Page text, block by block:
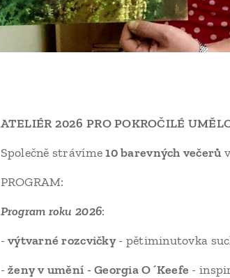
ATELIÉR 2026 PRO POKROČILÉ
Společně strávíme10barevných večerů
PROGRAM:
Program roku 2026:
-výtvarné rozcvičky- pětiminutovka
-ženy v umění - Georgia O´Keefe -